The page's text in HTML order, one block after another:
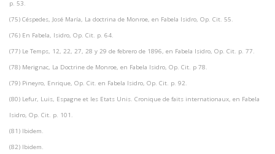
p. 53.
(75) Céspedes, José María, La doctrina de Monroe, en Fabela Isidro, Op. Cit. 55.
(76) En Fabela, Isidro, Op. Cit. p. 64.
(77) Le Temps, 12, 22, 27, 28 y 29 de febrero de 1896, en Fabela Isidro, Op. Cit. p. 77.
(78) Merignac, La Doctrine de Monroe, en Fabela Isidro, Op. Cit. p 78.
(79) Pineyro, Enrique, Op. Cit. en Fabela Isidro, Op. Cit. p. 92.
(80) Lefur, Luis, Espagne et les Etats Unis. Cronique de faits internationaux, en Fabela
Isidro, Op. Cit. p. 101.
(81) Ibidem.
(82) Ibidem.